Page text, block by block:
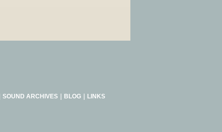
SOUND ARCHIVES｜ BLOG｜ LINKS